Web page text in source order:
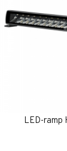
LED-ramp